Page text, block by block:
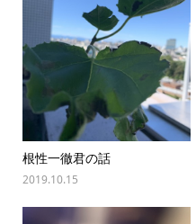
根性一徹君の話
2019.10.15